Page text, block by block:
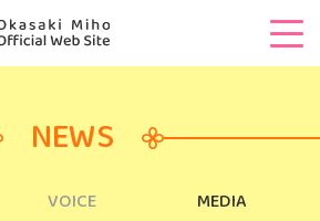
NEWS
VOICE
MEDIA